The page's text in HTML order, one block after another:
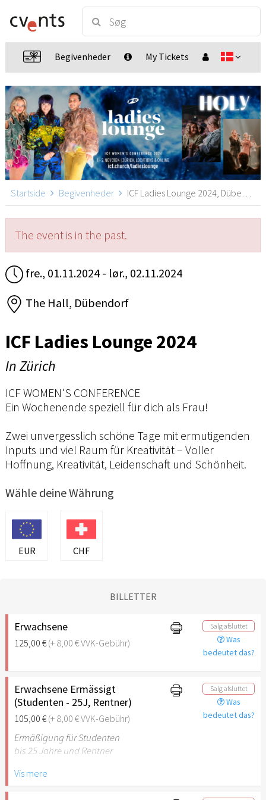
Begivenheder My Tickets
Startside Begivenheder ICF Ladies Lounge 2024, Dübendorf
The event is in the past.
fre., 01.11.2024 - lør., 02.11.2024
The Hall, Dübendorf
ICF Ladies Lounge 2024
In Zürich
ICF WOMEN'S CONFERENCE
Ein Wochenende speziell für dich als Frau!
Zwei unvergesslich schöne Tage mit ermutigenden
Inputs und viel Raum für Kreativität – Voller
Hoffnung, Kreativität, Leidenschaft und Schönheit.
Wähle deine Währung
EUR CHF
BILLETTER
Erwachsene
125,00 €(+ 8,00 € VVK-Gebühr)
Salg afsluttet
Was
bedeutet das?
Erwachsene Ermässigt
(Studenten - 25J, Rentner)
105,00 €(+ 8,00 € VVK-Gebühr)
Salg afsluttet
Was
bedeutet das?
Ermäßigung für Studenten
bis 25 Jahre und Rentner
Vis mere